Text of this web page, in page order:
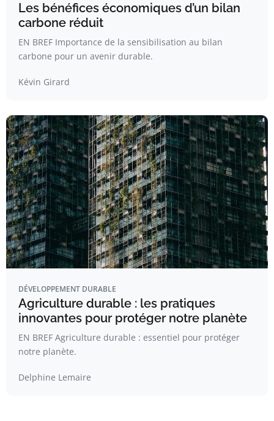
Les bénéfices économiques d’un bilan
carbone réduit
EN BREF Importance de la sensibilisation au bilan
carbone pour un avenir durable.
Kévin Girard
DÉVELOPPEMENT DURABLE
Agriculture durable : les pratiques
innovantes pour protéger notre planète
EN BREF Agriculture durable : essentiel pour protéger
notre planète.
Delphine Lemaire